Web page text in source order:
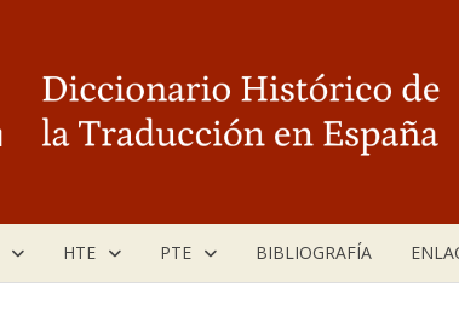
HTE PTE BIBLIOGRAFÍA